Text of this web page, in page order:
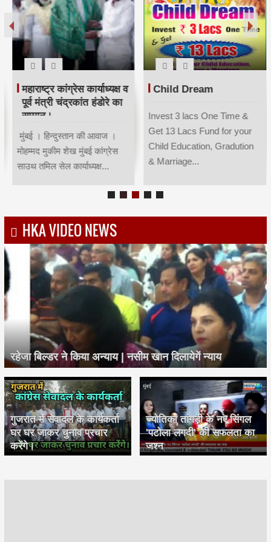
महाराष्ट्र कांग्रेस कार्याध्यक्ष व
पूर्व मंत्री चंद्रकांत हंडोरे का
सम्मान।
मुंबई । हिन्दुस्तान की आवाज ।
मोहम्मद मुकीम शेख मुंबई कांग्रेस
साउथ तमिल सेल कार्याध्यक्ष...
Child Dream
Invest 3 lacs One Time &
Get 13 Lacs Fund for your
Child Education, Gradution
& Marriage...
HKA VIDEO NEWS
रहेजा बिल्डर ने किया अन्याय | नसीम खान दिलायेगें न्याय
गुजरात में सेवादल के कार्यकर्ता
घर घर जाकर चुनाव प्रचार
करेंगे।
ज्योतिका तांगड़ी के नए सिंगल
'पटोला लगदी' की सफलता का
जश्न